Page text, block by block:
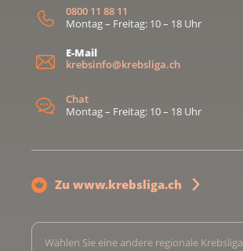
0800 11 88 11
Montag – Freitag: 10 – 18 Uhr
E-Mail
krebsinfo@krebsliga.ch
Chat
Montag – Freitag: 10 – 18 Uhr
Zu www.krebsliga.ch
Wählen Sie eine andere regionale Krebsliga